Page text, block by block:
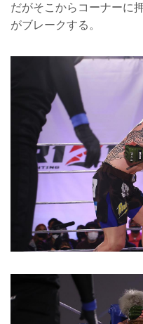
だがそこからコーナーに
がブレークする。